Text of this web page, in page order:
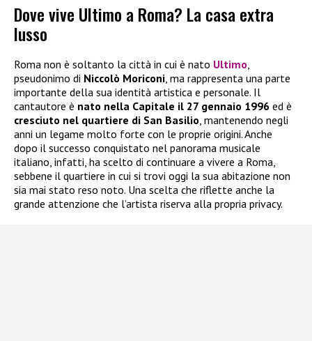
Dove vive Ultimo a Roma? La casa extra
lusso
Roma non è soltanto la città in cui è nato Ultimo
pseudonimo di Niccolò Moriconi , ma rappresenta una parte
importante della sua identità artistica e personale. Il
cantautore è nato nella Capitale il 27 gennaio 1996 ed è
cresciuto nel quartiere di San Basilio , mantenendo negli
anni un legame molto forte con le proprie origini. Anche
dopo il successo conquistato nel panorama musicale
italiano, infatti, ha scelto di continuare a vivere a Roma,
sebbene il quartiere in cui si trovi oggi la sua abitazione non
sia mai stato reso noto. Una scelta che riflette anche la
grande attenzione che l’artista riserva alla propria privacy.